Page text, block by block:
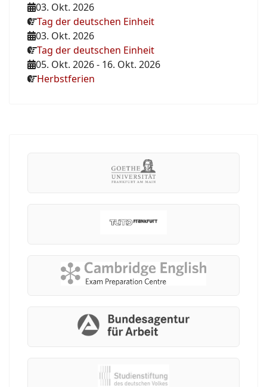
03. Okt. 2026
Tag der deutschen Einheit
03. Okt. 2026
Tag der deutschen Einheit
05. Okt. 2026- 16. Okt. 2026
Herbstferien